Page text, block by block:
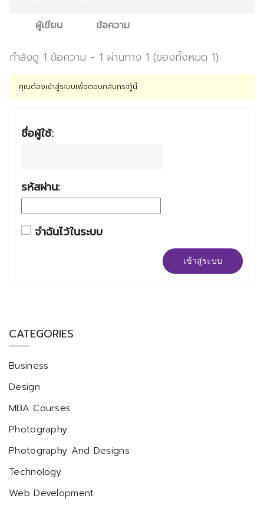
ผู้เขียน
ข้อความ
กำลังดู 1 ข้อความ - 1 ผ่านทาง 1 (ของทั้งหมด 1)
คุณต้องเข้าสู่ระบบเพื่อตอบกลับกระทู้นี้
ชื่อผู้ใช้:
รหัสผ่าน:
จำฉันไว้ในระบบ
เข้าสู่ระบบ
CATEGORIES
Business
Design
MBA Courses
Photography
Photography And Designs
Technology
Web Development